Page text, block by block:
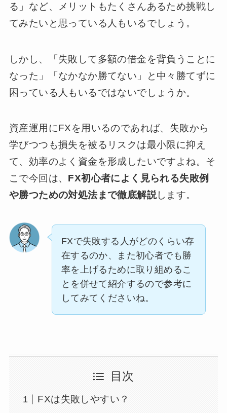
る」など、メリットもたくさんあるため挑戦し
てみたいと思っている人もいるでしょう。
しかし、「失敗して多額の借金を背負うことに
なった」「なかなか勝てない」と中々勝てずに
困っている人もいるではないでしょうか。
資産運用にFXを用いるのであれば、失敗から
学びつつも損失を被るリスクは最小限に抑え
て、効率のよく資金を形成したいですよね。そ
こで今回は、 FX初心者によく見られる失敗例
や勝つための対処法まで徹底解説します。
FXで失敗する人がどのくらい存
在するのか、また初心者でも勝
率を上げるために取り組めるこ
とを併せて紹介するので参考に
してみてくださいね。
目次
FXは失敗しやすい？